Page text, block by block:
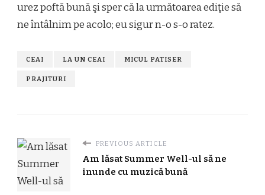
urez poftă bună şi sper că la următoarea ediţie să
ne întâlnim pe acolo; eu sigur n-o s-o ratez.
CEAI LA UN CEAI MICUL PATISER
PRAJITURI
PREVIOUS ARTICLE
Am lăsat Summer Well-ul să ne
inunde cu muzică bună